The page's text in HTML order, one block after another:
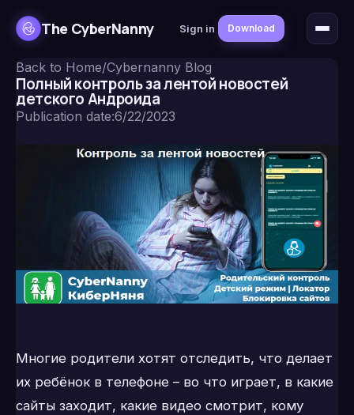
The CyberNanny Sign in Download
Back to Home/Cybernanny Blog
Полный контроль за лентой новостей
детского Андроида
Publication date:6/22/2023
Многие родители хотят отследить, что делает
их ребёнок в телефоне – во что играет, в какие
сайты заходит, какие видео смотрит, кому